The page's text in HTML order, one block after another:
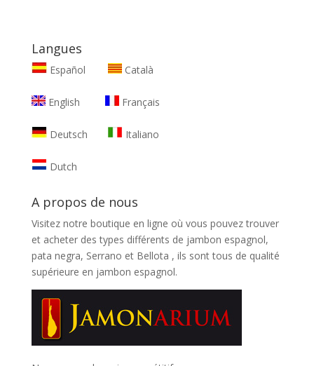
Langues
Español Català
English Français
Deutsch Italiano
Dutch
A propos de nous
Visitez notre boutique en ligne où vous pouvez trouver
et acheter des types différents de jambon espagnol,
pata negra, Serrano et Bellota , ils sont tous de qualité
supérieure en jambon espagnol.